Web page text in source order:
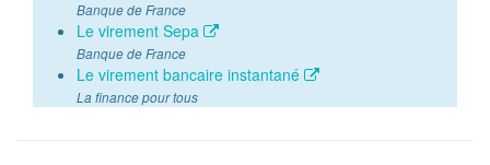
Banque de France
Le virement Sepa
Banque de France
Le virement bancaire instantané
La finance pour tous